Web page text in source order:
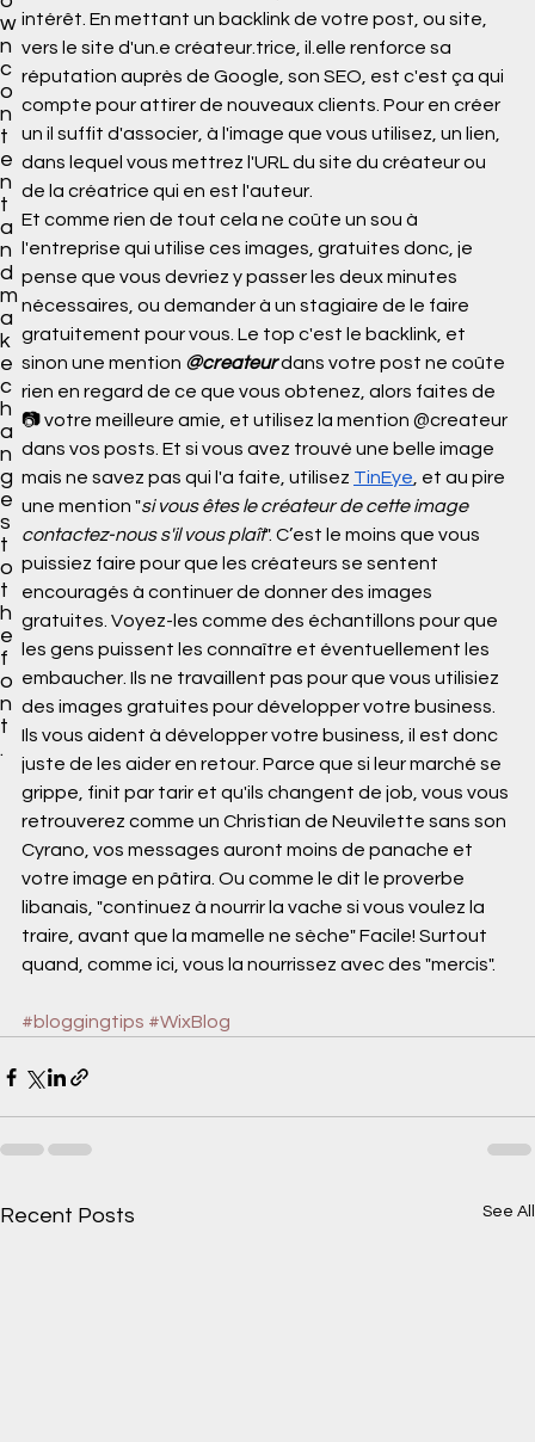
w
n
c
o
n
t
e
n
t
a
n
d
m
a
k
e
c
h
a
n
g
e
s
t
o
t
h
e
f
o
n
t
.
intérêt. En mettant un backlink de votre post, ou site,
vers le site d'un.e créateur.trice, il.elle renforce sa
réputation auprès de Google, son SEO, est c'est ça qui
compte pour attirer de nouveaux clients. Pour en créer
un il suffit d'associer, à l'image que vous utilisez, un lien,
dans lequel vous mettrez l'URL du site du créateur ou
de la créatrice qui en est l'auteur.
Et comme rien de tout cela ne coûte un sou à
l'entreprise qui utilise ces images, gratuites donc, je
pense que vous devriez y passer les deux minutes
nécessaires, ou demander à un stagiaire de le faire
gratuitement pour vous. Le top c'est le backlink, et
sinon une mention @createur dans votre post ne coûte
rien en regard de ce que vous obtenez, alors faites de
📷 votre meilleure amie, et utilisez la mention @createur
dans vos posts. Et si vous avez trouvé une belle image
mais ne savez pas qui l'a faite, utilisez TinEye, et au pire
une mention "si vous êtes le créateur de cette image
contactez-nous s'il vous plaît". C’est le moins que vous
puissiez faire pour que les créateurs se sentent
encouragés à continuer de donner des images
gratuites. Voyez-les comme des échantillons pour que
les gens puissent les connaître et éventuellement les
embaucher. Ils ne travaillent pas pour que vous utilisiez
des images gratuites pour développer votre business.
Ils vous aident à développer votre business, il est donc
juste de les aider en retour. Parce que si leur marché se
grippe, finit par tarir et qu'ils changent de job, vous vous
retrouverez comme un Christian de Neuvilette sans son
Cyrano, vos messages auront moins de panache et
votre image en pâtira. Ou comme le dit le proverbe
libanais, "continuez à nourrir la vache si vous voulez la
traire, avant que la mamelle ne sèche" Facile! Surtout
quand, comme ici, vous la nourrissez avec des "mercis".
#bloggingtips #WixBlog
Recent Posts See All